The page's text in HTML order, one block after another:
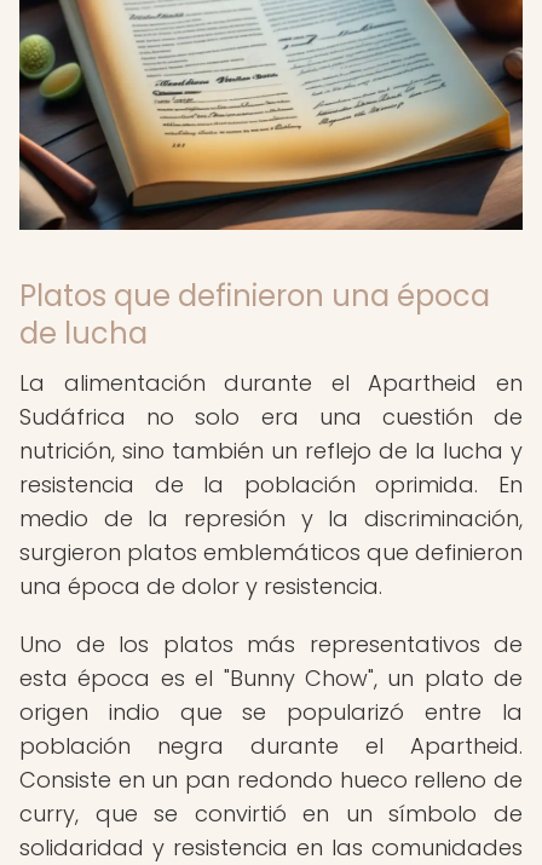
Platos que definieron una época
de lucha
La alimentación durante el Apartheid en
Sudáfrica no solo era una cuestión de
nutrición, sino también un reflejo de la lucha y
resistencia de la población oprimida. En
medio de la represión y la discriminación,
surgieron platos emblemáticos que definieron
una época de dolor y resistencia.
Uno de los platos más representativos de
esta época es el "Bunny Chow", un plato de
origen indio que se popularizó entre la
población negra durante el Apartheid.
Consiste en un pan redondo hueco relleno de
curry, que se convirtió en un símbolo de
solidaridad y resistencia en las comunidades